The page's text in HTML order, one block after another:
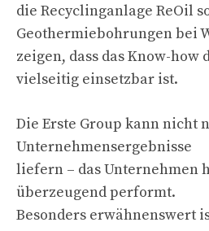
die Recyclinganlage ReOil
Geothermiebohrungen bei
zeigen, dass das Know-how
vielseitig einsetzbar ist.
Die Erste Group kann nicht
Unternehmensergebnisse
liefern – das Unternehmen
überzeugend performt.
Besonders erwähnenswert